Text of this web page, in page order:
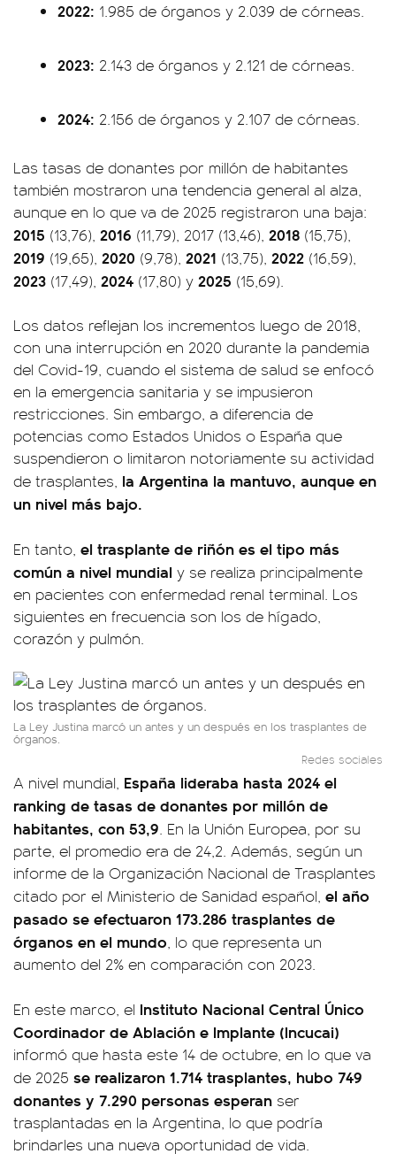
2022: 1.985 de órganos y 2.039 de córneas.
2023: 2.143 de órganos y 2.121 de córneas.
2024: 2.156 de órganos y 2.107 de córneas.
Las tasas de donantes por millón de habitantes
también mostraron una tendencia general al alza,
aunque en lo que va de 2025 registraron una baja:
2015 (13,76), 2016 (11,79), 2017 (13,46), 2018 (15,75),
2019 (19,65), 2020 (9,78), 2021 (13,75), 2022 (16,59),
2023 (17,49), 2024 (17,80) y 2025 (15,69).
Los datos reflejan los incrementos luego de 2018,
con una interrupción en 2020 durante la pandemia
del Covid-19, cuando el sistema de salud se enfocó
en la emergencia sanitaria y se impusieron
restricciones. Sin embargo, a diferencia de
potencias como Estados Unidos o España que
suspendieron o limitaron notoriamente su actividad
de trasplantes, la Argentina la mantuvo, aunque en
un nivel más bajo.
En tanto, el trasplante de riñón es el tipo más
común a nivel mundial y se realiza principalmente
en pacientes con enfermedad renal terminal. Los
siguientes en frecuencia son los de hígado,
corazón y pulmón.
La Ley Justina marcó un antes y un después en los trasplantes de
órganos.
Redes sociales
A nivel mundial, España lideraba hasta 2024 el
ranking de tasas de donantes por millón de
habitantes, con 53,9. En la Unión Europea, por su
parte, el promedio era de 24,2. Además, según un
informe de la Organización Nacional de Trasplantes
citado por el Ministerio de Sanidad español, el año
pasado se efectuaron 173.286 trasplantes de
órganos en el mundo, lo que representa un
aumento del 2% en comparación con 2023.
En este marco, el Instituto Nacional Central Único
Coordinador de Ablación e Implante (Incucai)
informó que hasta este 14 de octubre, en lo que va
de 2025 se realizaron 1.714 trasplantes, hubo 749
donantes y 7.290 personas esperan ser
trasplantadas en la Argentina, lo que podría
brindarles una nueva oportunidad de vida.